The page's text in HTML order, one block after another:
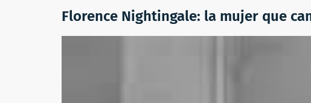
Florence Nightingale: la mujer que